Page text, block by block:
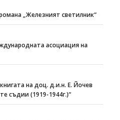
„Железният светилник“
асоциация на
на доц. д.и.н. Е. Йочев
съдии (1919-1944г.)“